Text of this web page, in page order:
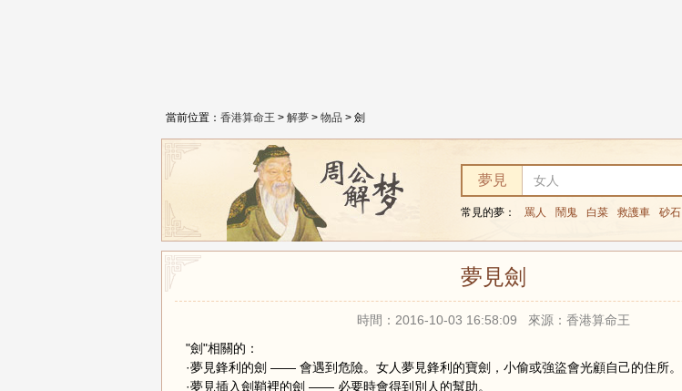
當前位置： 香港算命王 > 解夢 > 物品 > 劍
夢見
常見的夢： 罵人 鬧鬼 白菜 救護車 砂石
夢見劍
時間：2016-10-03 16:58:09 來源：香港算命王
"劍"相關的：
·夢見鋒利的劍 —— 會遇到危險。女人夢見鋒利的寶劍，小偷或強盜會光顧自己的住所。
·夢見插入劍鞘裡的劍 —— 必要時會得到別人的幫助。